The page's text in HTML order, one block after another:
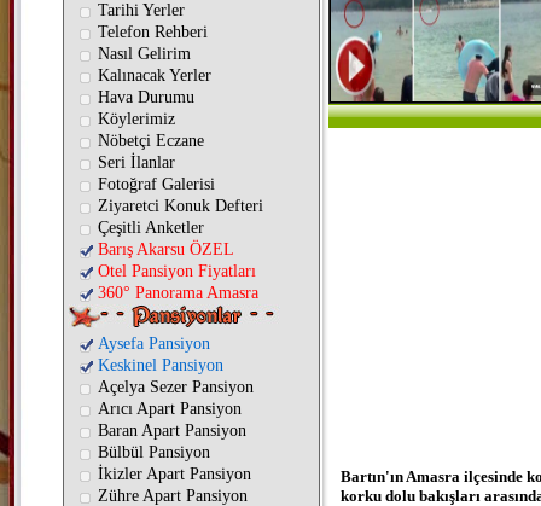
Tarihi Yerler
Telefon Rehberi
Nasıl Gelirim
Kalınacak Yerler
Hava Durumu
Köylerimiz
Nöbetçi Eczane
Seri İlanlar
Fotoğraf Galerisi
Ziyaretci Konuk Defteri
Çeşitli Anketler
Barış Akarsu ÖZEL
Otel Pansiyon Fiyatları
360° Panorama Amasra
Aysefa Pansiyon
Keskinel Pansiyon
Açelya Sezer Pansiyon
Arıcı Apart Pansiyon
Baran Apart Pansiyon
Bülbül Pansiyon
İkizler Apart Pansiyon
Zühre Apart Pansiyon
Bartın'ınAmasrailçesinde
korku dolu bakışları